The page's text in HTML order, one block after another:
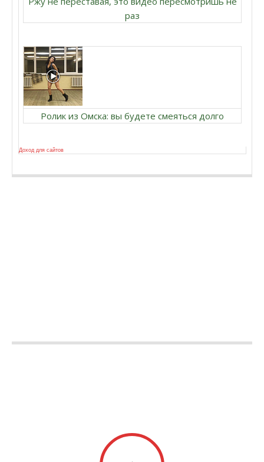
раз
Ролик из Омска: вы будете смеяться долго
Доход для сайтов